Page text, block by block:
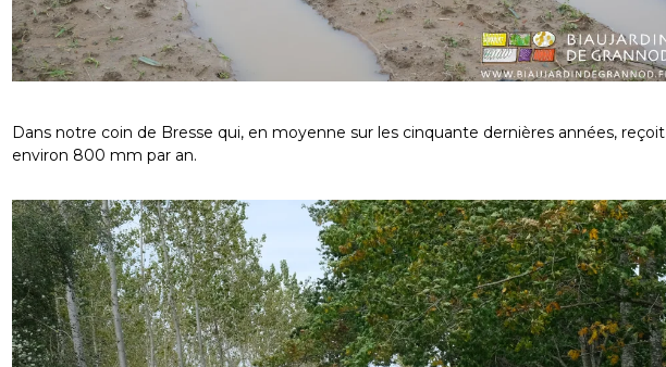
Dans notre coin de Bresse qui, en moyenne sur les cinquante dernières années, reçoit
environ 800 mm par an.